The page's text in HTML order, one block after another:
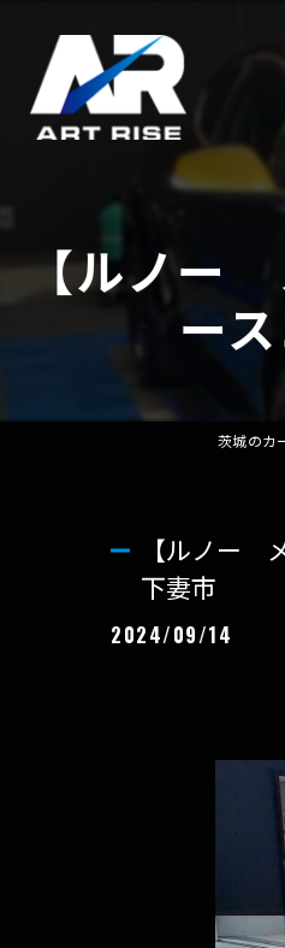
【ルノー
ー
茨城のカ
【ルノー
下妻市
2024/09/14